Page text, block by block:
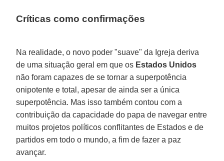
Críticas como confirmações
Na realidade, o novo poder "suave" da Igreja deriva
de uma situação geral em que os Estados Unidos
não foram capazes de se tornar a superpotência
onipotente e total, apesar de ainda ser a única
superpotência. Mas isso também contou com a
contribuição da capacidade do papa de navegar entre
muitos projetos políticos conflitantes de Estados e de
partidos em todo o mundo, a fim de fazer a paz
avançar.